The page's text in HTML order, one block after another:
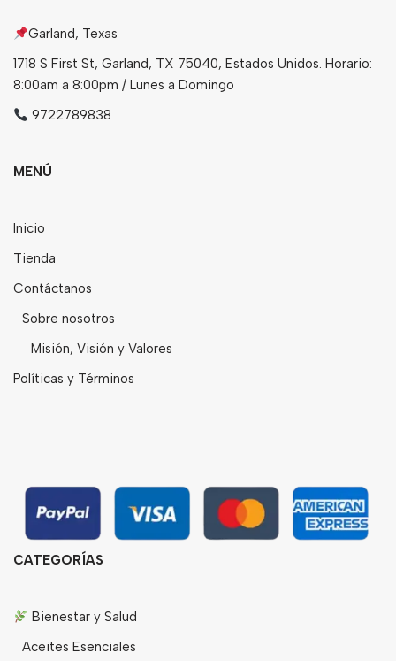
Garland, Texas
1718 S First St, Garland, TX 75040, Estados Unidos. Horario:
8:00am a 8:00pm / Lunes a Domingo
9722789838
MENÚ
Inicio
Tienda
Contáctanos
Sobre nosotros
Misión, Visión y Valores
Políticas y Términos
CATEGORÍAS
Bienestar y Salud
Aceites Esenciales